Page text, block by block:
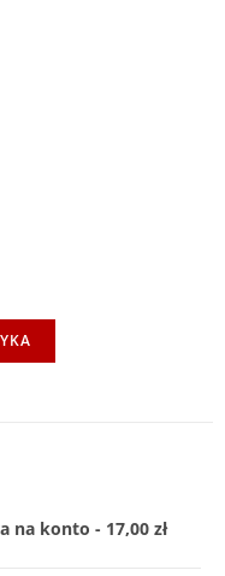
na konto - 17,00 zł